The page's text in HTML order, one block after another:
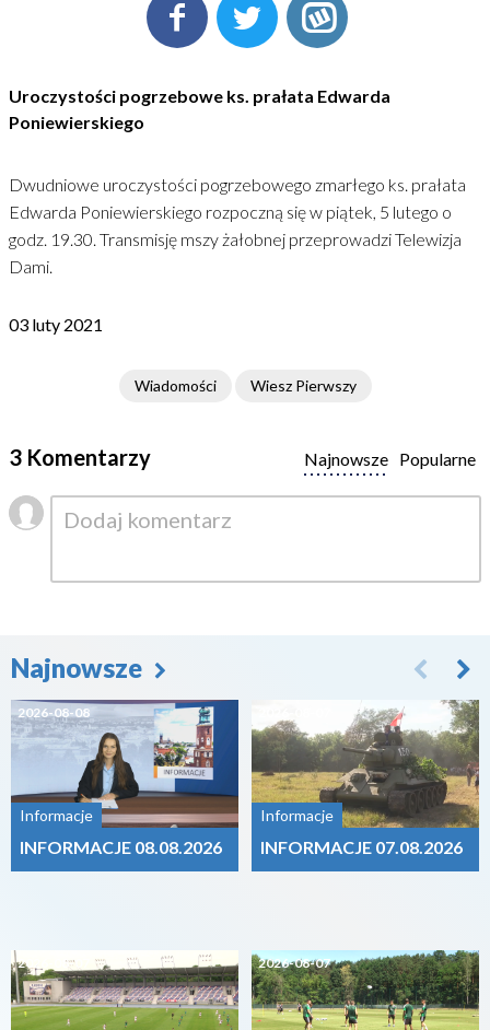
Uroczystości pogrzebowe ks. prałata Edwarda
Poniewierskiego
Dwudniowe uroczystości pogrzebowego zmarłego ks. prałata
Edwarda Poniewierskiego rozpoczną się w piątek, 5 lutego o
godz. 19.30. Transmisję mszy żałobnej przeprowadzi Telewizja
Dami.
03 luty 2021
Wiadomości Wiesz Pierwszy
3 Komentarzy Popularne
Najnowsze
Najnowsze
2026-08-08
Informacje
INFORMACJE 08.08.2026
2026-08-07
Informacje
INFORMACJE 07.08.2026
2026-08-07